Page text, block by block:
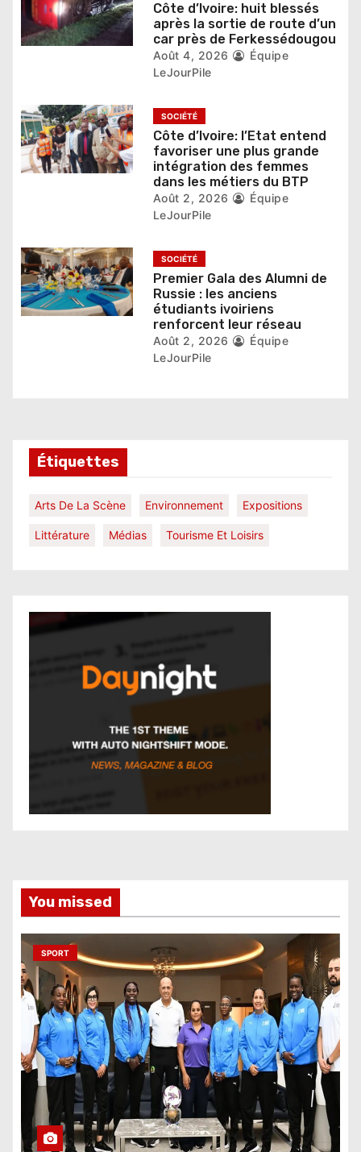
’
t
i
e
Côte d’Ivoire: huit blessés
après la sortie de route d’un
car près de Ferkessédougou
Août 4, 2026
Équipe
LeJourPile
SOCIÉTÉ
Côte d’Ivoire: l’Etat entend
favoriser une plus grande
intégration des femmes
dans les métiers du BTP
Août 2, 2026
Équipe
LeJourPile
SOCIÉTÉ
Premier Gala des Alumni de
Russie : les anciens
étudiants ivoiriens
renforcent leur réseau
Août 2, 2026
Équipe
LeJourPile
Étiquettes
Arts De La Scène Environnement Expositions
Littérature Médias Tourisme Et Loisirs
You missed
SPORT